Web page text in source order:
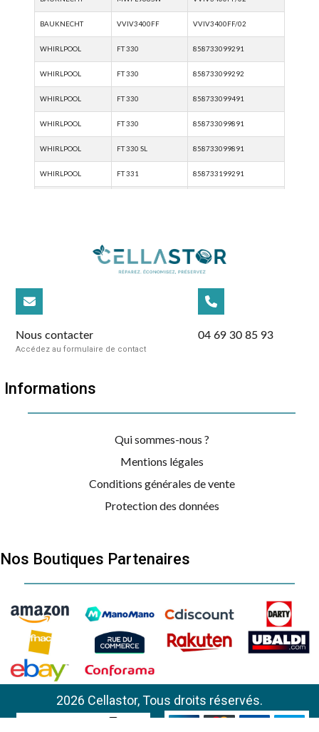
BAUKNECHT MW PL 968
Nous contacter
Accédez au formulaire de contact
04 69 30 85 93
Informations
Qui sommes-nous ?
Mentions légales
Conditions générales de vente
Protection des données
Nos Boutiques Partenaires
2026 Cellastor, Tous droits réservés.